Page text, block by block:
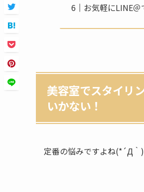
お気軽にLINE
美容室でスタイリ
いかない！
定番の悩みですよね(*´Д｀)